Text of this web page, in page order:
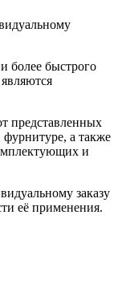
более быстрого
представленных
фурнитуре, а также
и
заказу
её применения.